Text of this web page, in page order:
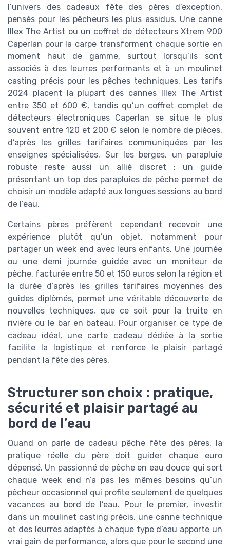
l’univers des cadeaux fête des pères d’exception,
pensés pour les pêcheurs les plus assidus. Une canne
Illex The Artist ou un coffret de détecteurs Xtrem 900
Caperlan pour la carpe transforment chaque sortie en
moment haut de gamme, surtout lorsqu’ils sont
associés à des leurres performants et à un moulinet
casting précis pour les pêches techniques. Les tarifs
2024 placent la plupart des cannes Illex The Artist
entre 350 et 600 €, tandis qu’un coffret complet de
détecteurs électroniques Caperlan se situe le plus
souvent entre 120 et 200 € selon le nombre de pièces,
d’après les grilles tarifaires communiquées par les
enseignes spécialisées. Sur les berges, un parapluie
robuste reste aussi un allié discret ; un guide
présentant un top des parapluies de pêche permet de
choisir un modèle adapté aux longues sessions au bord
de l’eau.
Certains pères préfèrent cependant recevoir une
expérience plutôt qu’un objet, notamment pour
partager un week end avec leurs enfants. Une journée
ou une demi journée guidée avec un moniteur de
pêche, facturée entre 50 et 150 euros selon la région et
la durée d’après les grilles tarifaires moyennes des
guides diplômés, permet une véritable découverte de
nouvelles techniques, que ce soit pour la truite en
rivière ou le bar en bateau. Pour organiser ce type de
cadeau idéal, une carte cadeau dédiée à la sortie
facilite la logistique et renforce le plaisir partagé
pendant la fête des pères.
Structurer son choix : pratique,
sécurité et plaisir partagé au
bord de l’eau
Quand on parle de cadeau pêche fête des pères, la
pratique réelle du père doit guider chaque euro
dépensé. Un passionné de pêche en eau douce qui sort
chaque week end n’a pas les mêmes besoins qu’un
pêcheur occasionnel qui profite seulement de quelques
vacances au bord de l’eau. Pour le premier, investir
dans un moulinet casting précis, une canne technique
et des leurres adaptés à chaque type d’eau apporte un
vrai gain de performance, alors que pour le second une